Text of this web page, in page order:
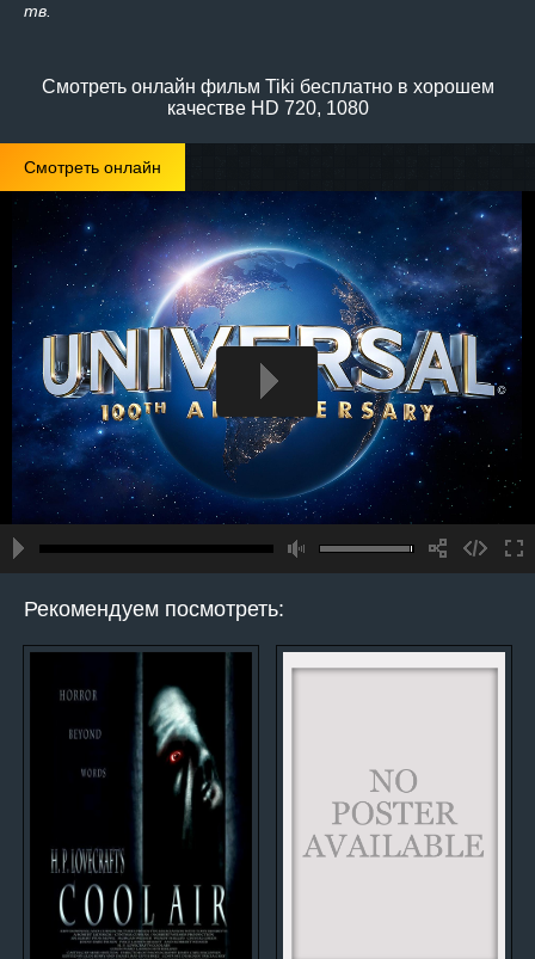
тв.
Смотреть онлайн фильм Tiki бесплатно в хорошем
качестве HD 720, 1080
Смотреть онлайн
Рекомендуем посмотреть: